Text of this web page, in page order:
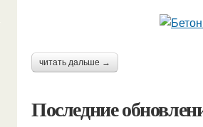
читать дальше →
Последние